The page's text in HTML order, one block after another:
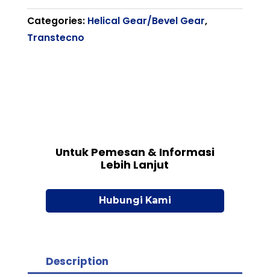
Categories: Helical Gear/Bevel Gear,
Transtecno
Untuk Pemesan & Informasi
Lebih Lanjut
Hubungi Kami
Description